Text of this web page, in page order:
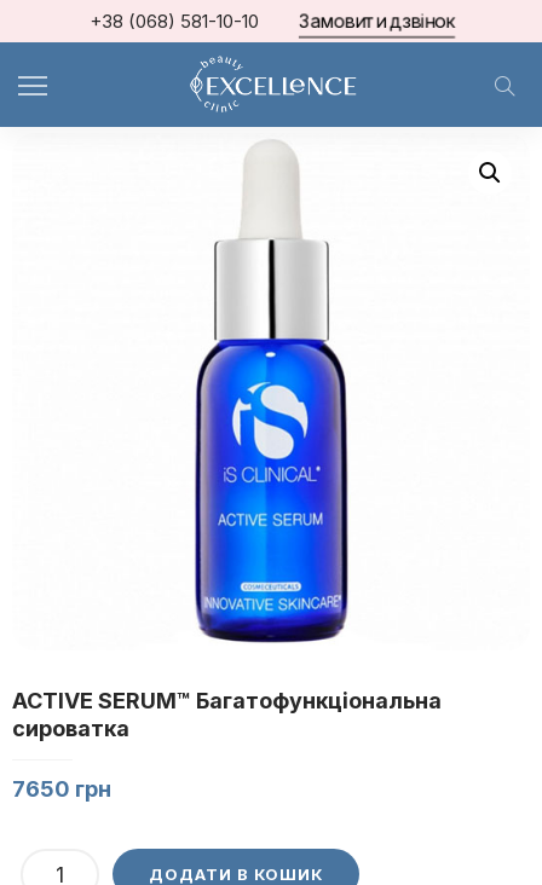
+38 (068) 581-10-10 Замовити дзвінок
ACTIVE SERUM™ Багатофункціональна сироватка
ACTIVE SERUM™ Багатофункціональна
сироватка
7650 грн
ACTIVE
ДОДАТИ В КОШИК